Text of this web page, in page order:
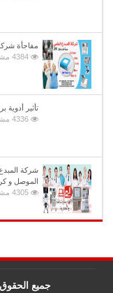
مفاجأة شركة
4384 مشاهدات
تأثير أدوية
4336 مشاهدات
شركة
الموصل و
4305 مشاهدات
جميع